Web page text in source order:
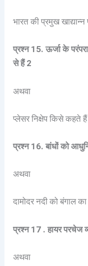
भारत की प्रमुख
प्रश्न 15. ऊर्जा के
से हैं 2
अथवा
प्लेसर निक्षेप किसे कहते
प्रश्न 16. बांधों को
अथवा
दामोदर नदी को बंगाल
प्रश्न 17 . हायर परचेज
अथवा